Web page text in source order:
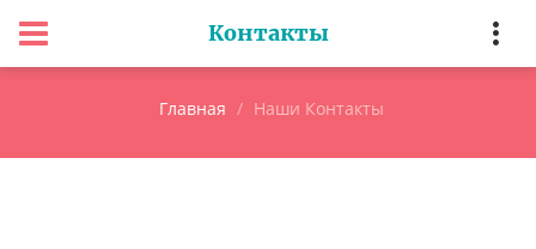
Контакты
Главная Наши Контакты